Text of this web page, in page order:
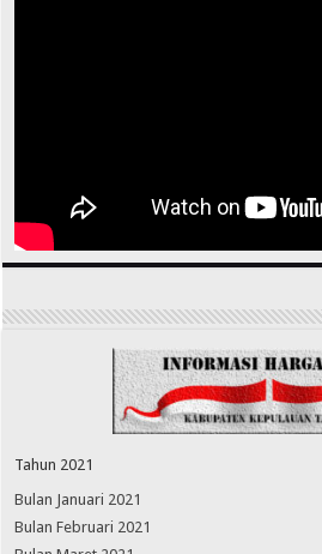
Tahun 2021
Bulan Januari 2021
Bulan Februari 2021